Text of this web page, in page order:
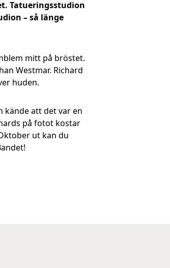
Tatueringsstudion
– så länge
mitt på bröstet.
Westmar. Richard
huden.
kände att det var en
på fotot kostar
ut kan du